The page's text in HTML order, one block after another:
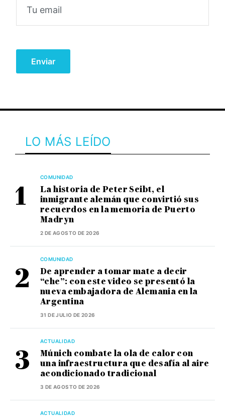
LO MÁS LEÍDO
COMUNIDAD
La historia de Peter Seibt, el
inmigrante alemán que convirtió sus
recuerdos en la memoria de Puerto
Madryn
2 DE AGOSTO DE 2026
COMUNIDAD
De aprender a tomar mate a decir
“che”: con este video se presentó la
nueva embajadora de Alemania en la
Argentina
31 DE JULIO DE 2026
ACTUALIDAD
Múnich combate la ola de calor con
una infraestructura que desafía al aire
acondicionado tradicional
3 DE AGOSTO DE 2026
ACTUALIDAD